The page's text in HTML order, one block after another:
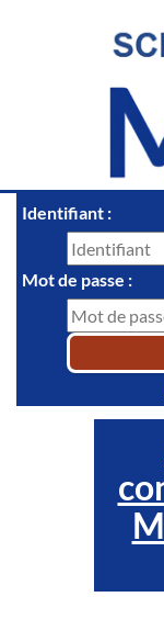
Identifiant :
Mot de passe :